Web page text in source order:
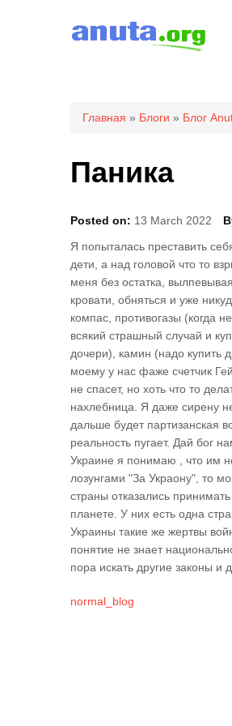
Вы здесь
Главная » Блоги » Блог
Паника
Posted on: 13 March 2022
Я попыталась преставить
дети, а над головой что то
меня без остатка,
кровати, обняться и уже
компас, противогазы (когда
всякий страшный случай и
дочери), камин (надо купить
моему у нас фаже счетчик
не спасет, но хоть что то
нахлебница. Я даже сирену
дальше будет партизанская
реальность пугает. Дай бог
Украине я понимаю , что им
лозунгами "За Украону", то
страны отказались
планете. У них есть одна
Украины такие же жертвы
понятие не знает
пора искать другие законы и
normal_blog